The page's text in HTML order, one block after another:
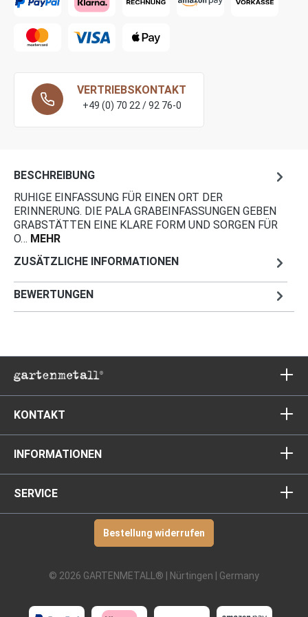
VERTRIEBSKONTAKT
+49 (0) 70 22 / 92 76-0
BESCHREIBUNG
RUHIGE EINFASSUNG FÜR EINEN ORT DER
ERINNERUNG. DIE PALA GRABEINFASSUNGEN GEBEN
GRABSTÄTTEN EINE KLARE FORM UND SORGEN FÜR
O… MEHR
ZUSÄTZLICHE INFORMATIONEN
BEWERTUNGEN
KONTAKT
INFORMATIONEN
SERVICE
Bestellung widerrufen
© 2026 GARTENMETALL® | Nürtingen | Germany